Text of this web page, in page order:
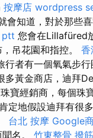
按摩店 wordpress
會知道，對於那些
ptt 您會在Lillafüred
吊花園和指控。 香
者有一個氧氣步行
多黃金商店，迪拜
寶經銷商，每個珠
定地假設迪拜有很
台北 按摩 Google
名。 竹東整骨 撥筋